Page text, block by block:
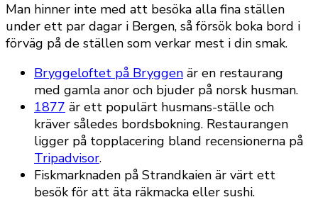
Man hinner inte med att besöka alla fina ställen
under ett par dagar i Bergen, så försök boka bord i
förväg på de ställen som verkar mest i din smak.
Bryggeloftet på Bryggen är en restaurang
med gamla anor och bjuder på norsk husman.
1877 är ett populärt husmans-ställe och
kräver således bordsbokning. Restaurangen
ligger på topplacering bland recensionerna på
Tripadvisor.
Fiskmarknaden på Strandkaien är värt ett
besök för att äta räkmacka eller sushi.